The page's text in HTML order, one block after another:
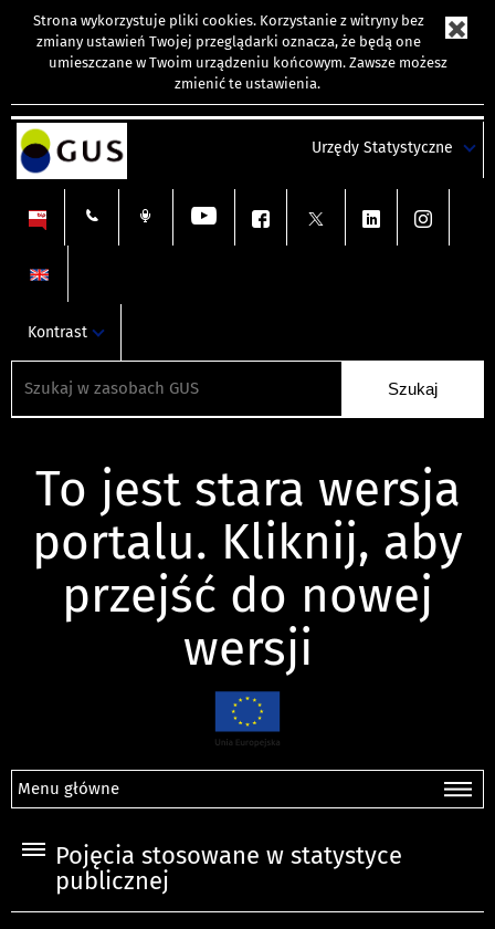
Strona wykorzystuje pliki cookies. Korzystanie z witryny bez
zmiany ustawień Twojej przeglądarki oznacza, że będą one
umieszczane w Twoim urządzeniu końcowym. Zawsze możesz
zmienić te ustawienia.
Urzędy Statystyczne
Kontrast
To jest stara wersja
portalu. Kliknij, aby
przejść do nowej
wersji
Menu główne
Pojęcia stosowane w statystyce
publicznej